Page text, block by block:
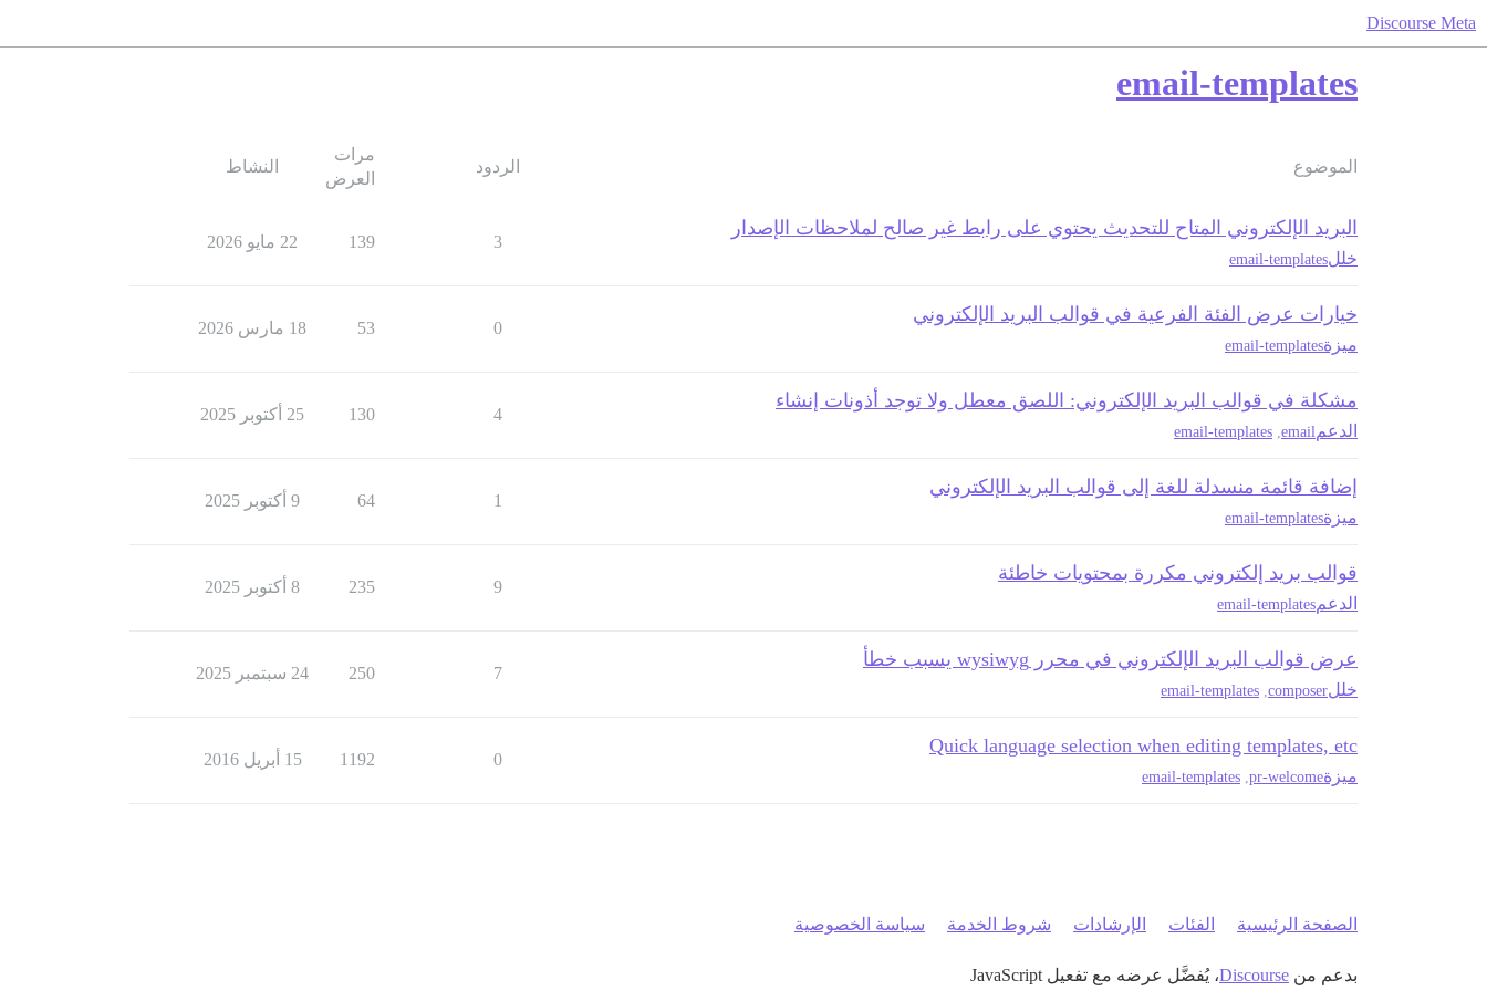
Discourse Meta
email-templates
الموضوع الردود
مرات
العرض
النشاط
البريد الإلكتروني المتاح للتحديث يحتوي على رابط غير صالح لملاحظات الإصدار
خللemail-templates
3
139 22 مايو 2026
خيارات عرض الفئة الفرعية في قوالب البريد الإلكتروني
ميزةemail-templates
0
53 18 مارس 2026
مشكلة في قوالب البريد الإلكتروني: اللصق معطل ولا توجد أذونات إنشاء
الدعم email
email-templates
4
130 25 أكتوبر 2025
إضافة قائمة منسدلة للغة إلى قوالب البريد الإلكتروني
ميزةemail-templates
1
64 9 أكتوبر 2025
قوالب بريد إلكتروني مكررة بمحتويات خاطئة
الدعمemail-templates
9
235 8 أكتوبر 2025
عرض قوالب البريد الإلكتروني في محرر wysiwyg يسبب خطأ
خللcomposer
email-templates
7
250 24 سبتمبر 2025
Quick language selection when editing templates, etc
ميزةpr-welcome
email-templates
0
1192 15 أبريل 2016
الصفحة الرئيسية الفئات الإرشادات شروط الخدمة سياسة الخصوصية
بدعم من Discourse، يُفضَّل عرضه مع تفعيل JavaScript